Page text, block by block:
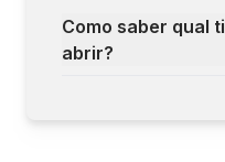
Como saber qual
abrir?